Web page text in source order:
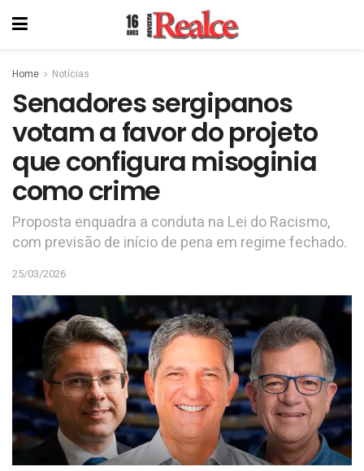
Home Notícias
Senadores sergipanos
votam a favor do projeto
que configura misoginia
como crime
Proposta enquadra a conduta na Lei do Racismo,
com previsão de início de pena em regime fechado.
25/03/2026